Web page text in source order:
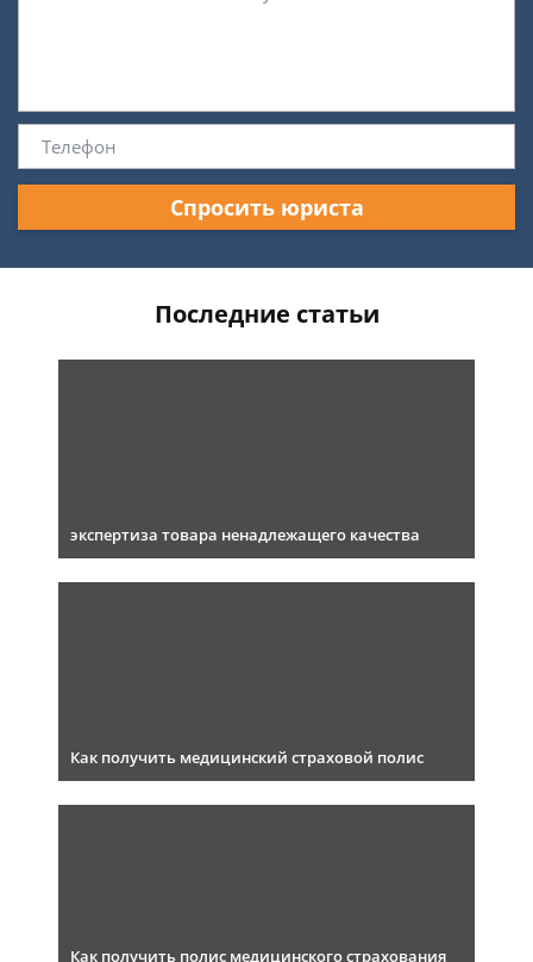
Спросить юриста
Последние статьи
экспертиза товара ненадлежащего качества
Как получить медицинский страховой полис
Как получить полис медицинского страхования